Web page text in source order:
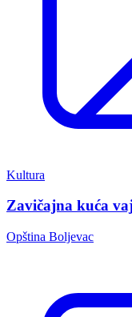
Kultura
Zavičajna kuća
Opština Boljevac